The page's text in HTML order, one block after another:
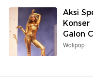
Aksi
Konser
Galon
Wolipop